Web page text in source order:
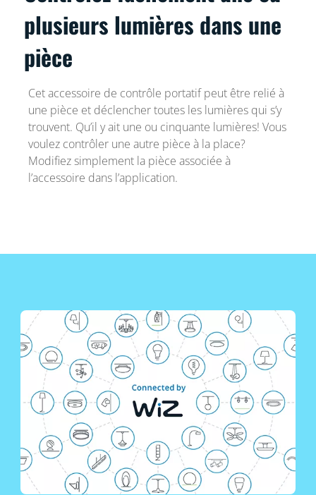
plusieurs lumières dans une
pièce
Cet accessoire de contrôle portatif peut être relié à
une pièce et déclencher toutes les lumières qui s’y
trouvent. Qu’il y ait une ou cinquante lumières! Vous
voulez contrôler une autre pièce à la place?
Modifiez simplement la pièce associée à
l’accessoire dans l’application.